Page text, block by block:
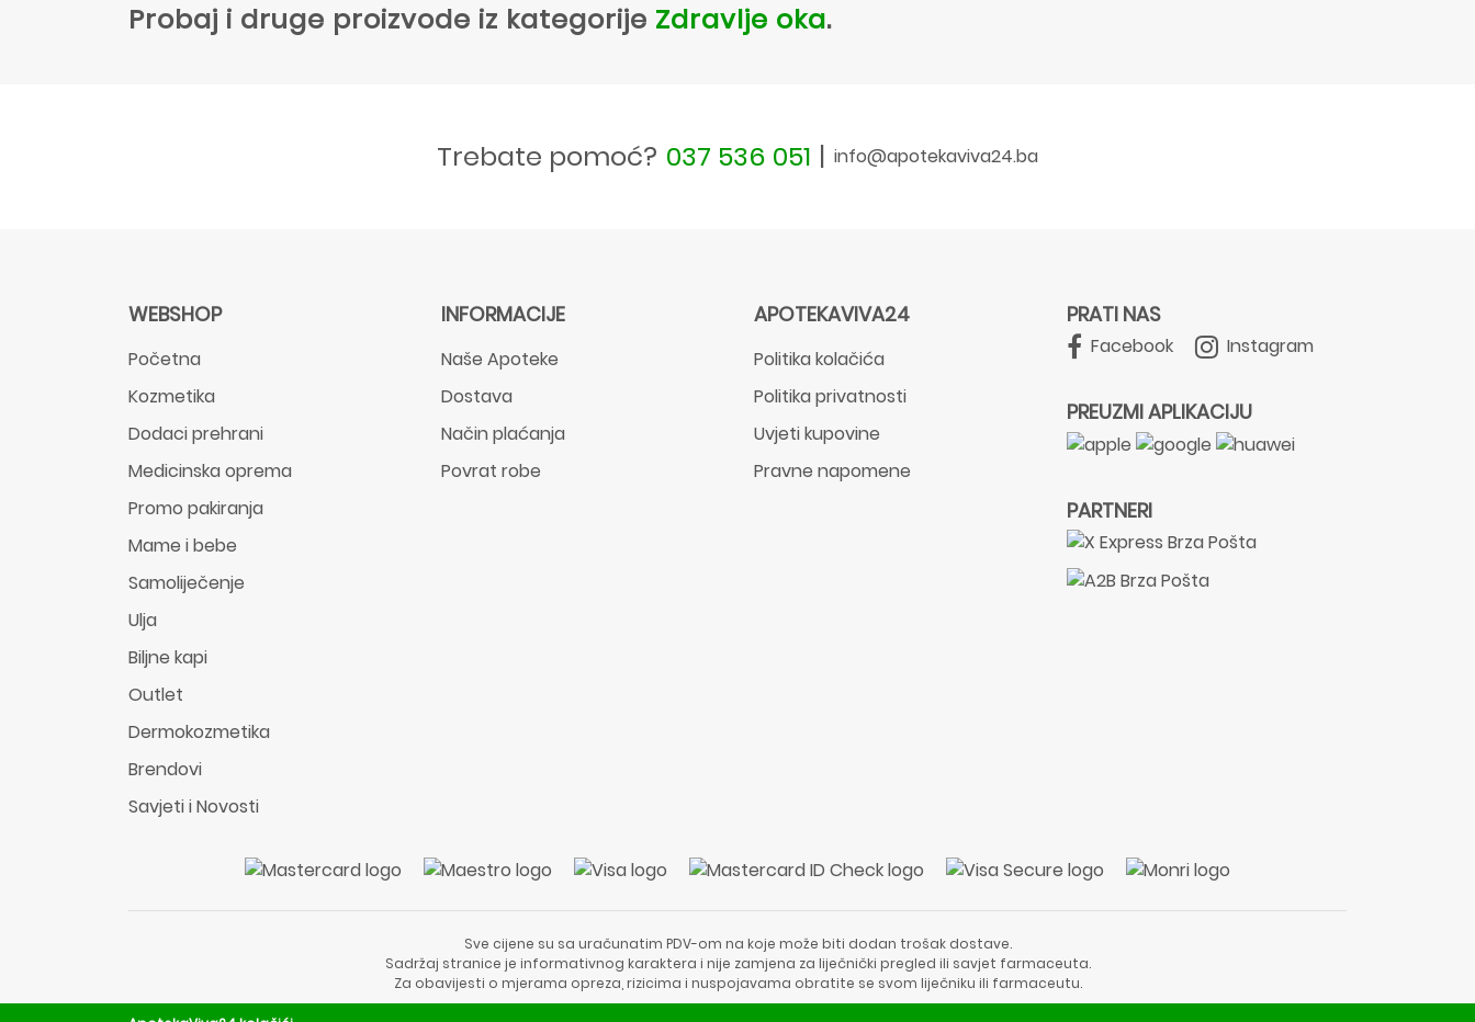
Probaj i druge proizvode iz kategorije Zdravlje oka.
Trebate pomoć? 037 536 051 | info@apotekaviva24.ba
WEBSHOP
Početna
Kozmetika
Dodaci prehrani
Medicinska oprema
Promo pakiranja
Mame i bebe
Samoliječenje
Ulja
Biljne kapi
Outlet
Dermokozmetika
Brendovi
Savjeti i Novosti
INFORMACIJE
Naše Apoteke
Dostava
Način plaćanja
Povrat robe
APOTEKAVIVA24
Politika kolačića
Politika privatnosti
Uvjeti kupovine
Pravne napomene
PRATI NAS
Facebook Instagram
PREUZMI APLIKACIJU
PARTNERI
Sve cijene su sa uračunatim PDV-om na koje može biti dodan trošak dostave.
Sadržaj stranice je informativnog karaktera i nije zamjena za liječnički pregled ili savjet farmaceuta.
Za obavijesti o mjerama opreza, rizicima i nuspojavama obratite se svom liječniku ili farmaceutu.